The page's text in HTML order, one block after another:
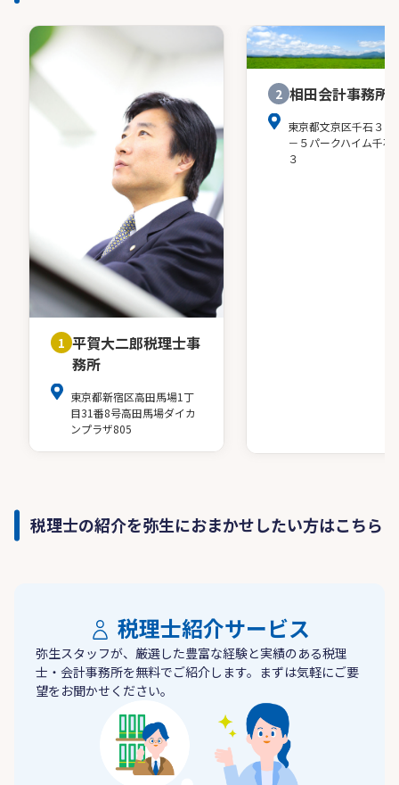
1 平賀大二郎税理士事
務所
東京都新宿区高田馬場1丁
目31番8号高田馬場ダイカ
ンプラザ805
2 相田会計事務所
東京都文京区千石３－
－５パークハイム千石
３
税理士の紹介を弥生におまかせしたい方はこちら
税理士紹介サービス
弥生スタッフが、厳選した豊富な経験と実績のある税理
士・会計事務所を無料でご紹介します。まずは気軽にご要
望をお聞かせください。